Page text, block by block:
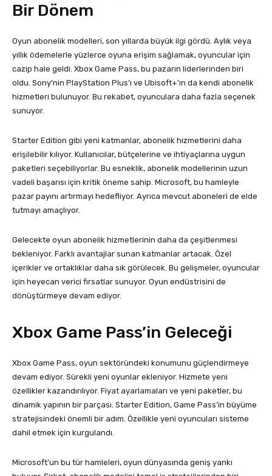
Bir Dönem
Oyun abonelik modelleri, son yıllarda büyük ilgi gördü. Aylık veya
yıllık ödemelerle yüzlerce oyuna erişim sağlamak, oyuncular için
cazip hale geldi. Xbox Game Pass, bu pazarın liderlerinden biri
oldu. Sony’nin PlayStation Plus’ı ve Ubisoft+’ın da kendi abonelik
hizmetleri bulunuyor. Bu rekabet, oyunculara daha fazla seçenek
sunuyor.
Starter Edition gibi yeni katmanlar, abonelik hizmetlerini daha
erişilebilir kılıyor. Kullanıcılar, bütçelerine ve ihtiyaçlarına uygun
paketleri seçebiliyorlar. Bu esneklik, abonelik modellerinin uzun
vadeli başarısı için kritik öneme sahip. Microsoft, bu hamleyle
pazar payını artırmayı hedefliyor. Ayrıca mevcut aboneleri de elde
tutmayı amaçlıyor.
Gelecekte oyun abonelik hizmetlerinin daha da çeşitlenmesi
bekleniyor. Farklı avantajlar sunan katmanlar artacak. Özel
içerikler ve ortaklıklar daha sık görülecek. Bu gelişmeler, oyuncular
için heyecan verici fırsatlar sunuyor. Oyun endüstrisini de
dönüştürmeye devam ediyor.
Xbox Game Pass’in Geleceği
Xbox Game Pass, oyun sektöründeki konumunu güçlendirmeye
devam ediyor. Sürekli yeni oyunlar ekleniyor. Hizmete yeni
özellikler kazandırılıyor. Fiyat ayarlamaları ve yeni paketler, bu
dinamik yapının bir parçası. Starter Edition, Game Pass’in büyüme
stratejisindeki önemli bir adım. Özellikle yeni oyuncuları sisteme
dahil etmek için kurgulandı.
Microsoft’un bu tür hamleleri, oyun dünyasında geniş yankı